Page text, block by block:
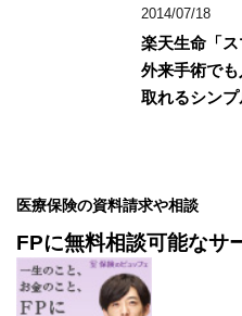
2014/07/18
楽天生命「
外来手術で
取れるシン
医療保険の資料請求や相談
FPに無料相談可能なサ